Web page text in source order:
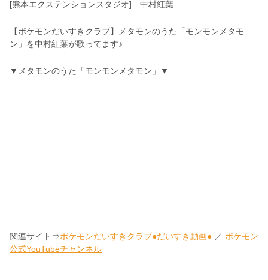
[熊本エクステンションスタジオ] 中村紅葉
【ポケモンだいすきクラブ】メタモンのうた「モンモンメタモ
ン」を中村紅葉が歌ってます♪
▼メタモンのうた「モンモンメタモン」▼
関連サイト⇒ポケモンだいすきクラブ●だいすき動画● ／ ポケモン
公式YouTubeチャンネル